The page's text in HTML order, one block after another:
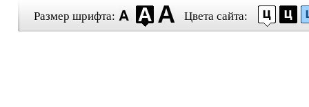
Размер шрифта: Цвета сайта: